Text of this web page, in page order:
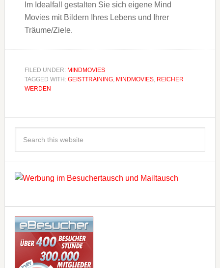
Im Idealfall gestalten Sie sich eigene Mind
Movies mit Bildern Ihres Lebens und Ihrer
Träume/Ziele.
FILED UNDER: MINDMOVIES
TAGGED WITH: GEISTTRAINING, MINDMOVIES, REICHER
WERDEN